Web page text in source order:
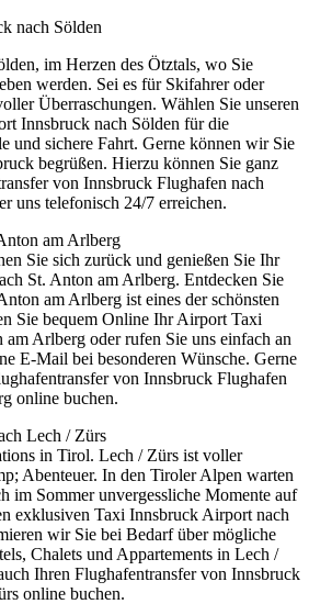
nach Sölden
im Herzen des Ötztals, wo Sie
werden. Sei es für Skifahrer oder
Überraschungen. Wählen Sie unseren
Innsbruck nach Sölden für die
und sichere Fahrt. Gerne können wir Sie
begrüßen. Hierzu können Sie ganz
von Innsbruck Flughafen nach
uns telefonisch 24/7 erreichen.
am Arlberg
Sie sich zurück und genießen Sie Ihr
St. Anton am Arlberg. Entdecken Sie
am Arlberg ist eines der schönsten
Sie bequem Online Ihr Airport Taxi
Arlberg oder rufen Sie uns einfach an
E-Mail bei besonderen Wünsche. Gerne
von Innsbruck Flughafen
online buchen.
Lech / Zürs
in Tirol. Lech / Zürs ist voller
Abenteuer. In den Tiroler Alpen warten
im Sommer unvergessliche Momente auf
exklusiven Taxi Innsbruck Airport nach
wir Sie bei Bedarf über mögliche
Chalets und Appartements in Lech /
Ihren Flughafentransfer von Innsbruck
online buchen.